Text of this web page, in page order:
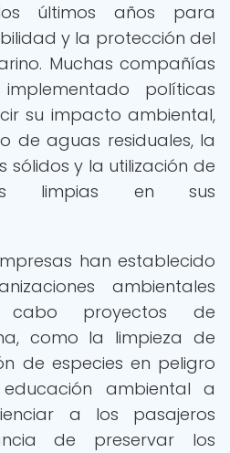
últimos años para
y la protección del
Muchas compañías
políticas
su impacto ambiental,
de aguas residuales, la
sólidos y la utilización de
limpias en sus
han establecido
ambientales
proyectos de
como la limpieza de
de especies en peligro
ambiental a
a los pasajeros
de preservar los